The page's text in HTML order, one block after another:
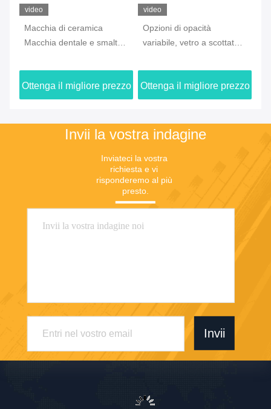
video
Macchia di ceramica
Macchia dentale e smalto
opacità variabile progettate
per una colorazione
precisa della protesi
Ottenga il migliore prezzo
video
Opzioni di opacità
variabile, vetro a scottatura
fluorescente, compatibile
con varie ceramiche
dentistiche, garantendo
all'usura
Ottenga il migliore prezzo
Invii la vostra indagine
Inviateci la vostra
richiesta e vi
risponderemo al più
presto.
Invii